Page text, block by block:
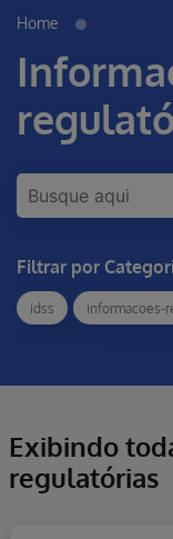
Home
Filtrar por
idss informacoes-
Exibindo
regulatórias